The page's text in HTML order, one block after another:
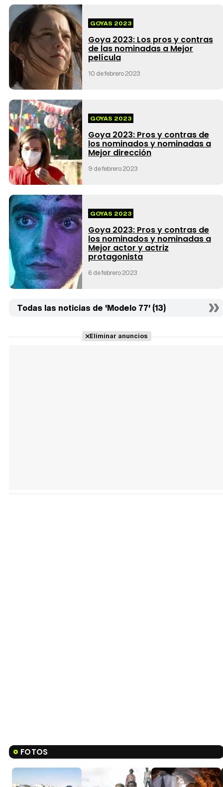
GOYAS 2023
Goya 2023: Los pros y contras
de las nominadas a Mejor
película
10 de febrero 2023
GOYAS 2023
Goya 2023: Pros y contras de
los nominados y nominadas a
Mejor dirección
9 de febrero 2023
GOYAS 2023
Goya 2023: Pros y contras de
los nominados y nominadas a
Mejor actor y actriz
protagonista
6 de febrero 2023
Todas las noticias de 'Modelo 77' (13)
Eliminar anuncios
FOTOS